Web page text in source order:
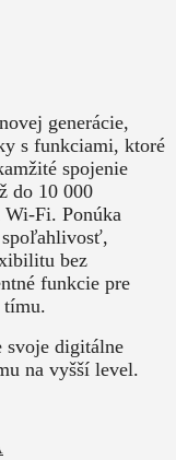
generácie,
s funkciami, ktoré
spojenie
do 10 000
Fi. Ponúka
bez
funkcie pre
tímu.
svoje digitálne
na vyšší level.